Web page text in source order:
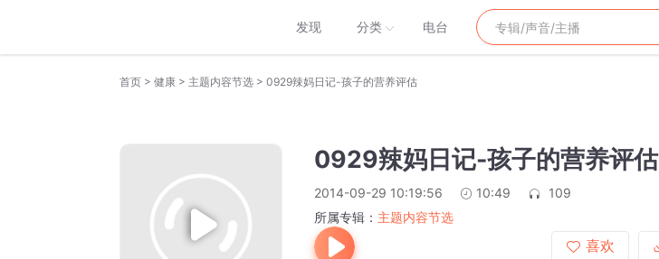
发现 分类 电台
首页 > 健康 > 主题内容节选 > 0929辣妈日记-孩子的营养评估
0929辣妈日记-孩子的营养评估
2014-09-29 10:19:56 10:49
109
所属专辑： 主题内容节选
喜欢